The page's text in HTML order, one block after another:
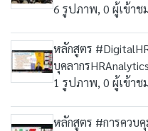
6 รูปภาพ, 0 ผู้เข้าช
หลักสูตร
บุคลากร
1 รูปภาพ, 0 ผู้เข้าช
หลักสูตร #การควบ